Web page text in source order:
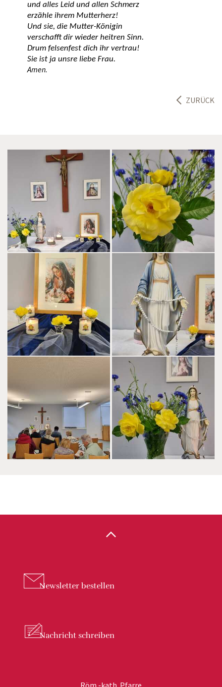
und alles Leid und allen Schmerz
erzähle ihrem Mutterherz!
Und sie, die Mutter-Königin
verschafft dir wieder heitren Sinn.
Drum felsenfest dich ihr vertrau!
Sie ist ja unsre liebe Frau.
Amen.
ZURÜCK
Newsletter bestellen
Nachricht schreiben
Röm.-kath. Pfarre